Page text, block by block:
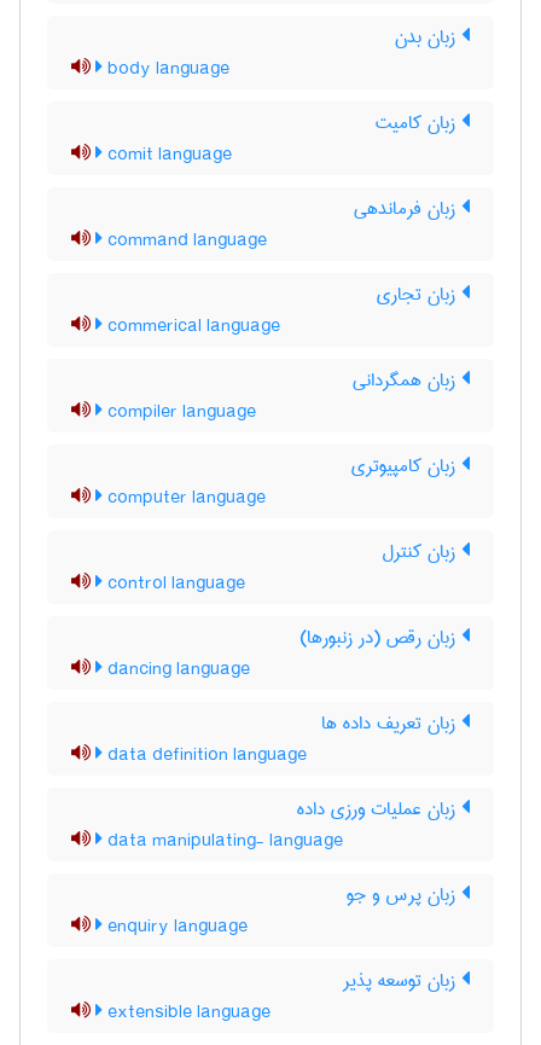
زبان بدن
body language
زبان کامیت
comit language
زبان فرماندهی
command language
زبان تجاری
commerical language
زبان همگردانی
compiler language
زبان کامپیوتری
computer language
زبان کنترل
control language
زبان رقص (در زنبورها)
dancing language
زبان تعریف داده ‌ها
data definition language
زبان عملیات ورزی داده
data manipulating- language
زبان پرس و جو
enquiry language
زبان توسعه پذیر
extensible language